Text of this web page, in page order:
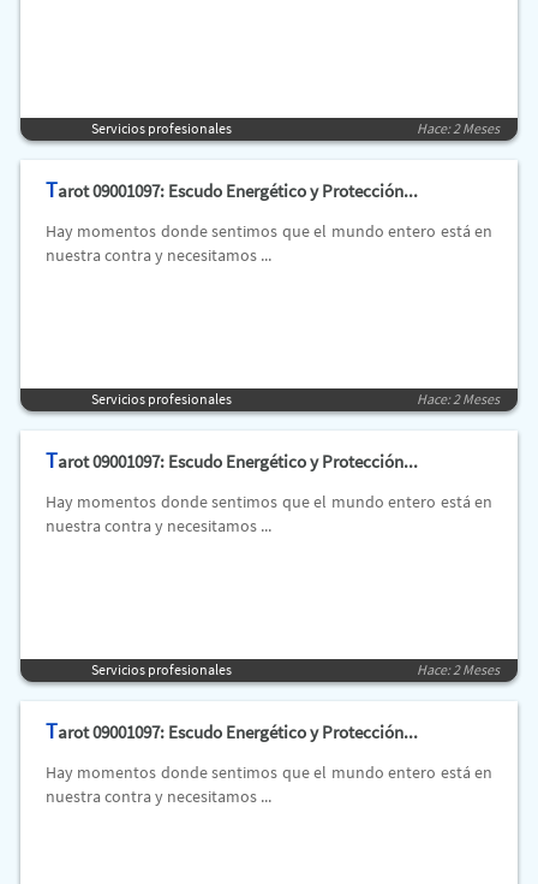
Servicios profesionales Hace: 2 Meses
Tarot 09001097: Escudo Energético y Protección...
Hay momentos donde sentimos que el mundo entero está en
nuestra contra y necesitamos ...
Servicios profesionales Hace: 2 Meses
Tarot 09001097: Escudo Energético y Protección...
Hay momentos donde sentimos que el mundo entero está en
nuestra contra y necesitamos ...
Servicios profesionales Hace: 2 Meses
Tarot 09001097: Escudo Energético y Protección...
Hay momentos donde sentimos que el mundo entero está en
nuestra contra y necesitamos ...